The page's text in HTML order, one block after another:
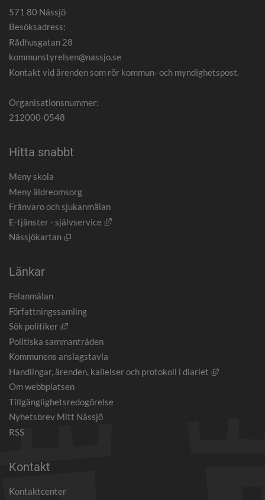
571 80 Nässjö
Besöksadress:
Rådhusgatan 28
kommunstyrelsen@nassjo.se
Kontakt vid ärenden som rör kommun- och myndighetspost.
Organisationsnummer:
212000-0548
Hitta snabbt
Meny skola
Meny äldreomsorg
Frånvaro och sjukanmälan
E-tjänster - självservice
Länk till annan webbplats, öppnas i
Nässjökartan
Öppnas i nytt fönster.
Länkar
Felanmälan
Författningssamling
Sök politiker
Länk till annan webbplats, öppnas i nytt fönster.
Politiska sammanträden
Kommunens anslagstavla
Handlingar, ärenden, kallelser och protokoll i diariet
Länk till
Om webbplatsen
Tillgänglighetsredogörelse
Nyhetsbrev Mitt Nässjö
RSS
Kontakt
Kontaktcenter